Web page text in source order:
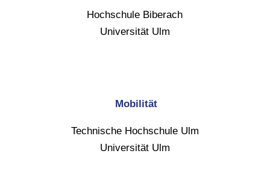
Hochschule Biberach
Universität Ulm
Mobilität
Technische Hochschule Ulm
Universität Ulm